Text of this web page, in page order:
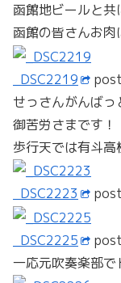
函館地ビールと共
函館の皆さんお肉
_DSC2219
せっさんがんばっ
御苦労さまです！
歩行天では有斗高
_DSC2223
_DSC2225
一応元吹奏楽部で